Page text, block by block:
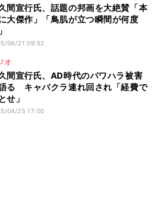
間宣行氏、話題の邦画を大絶賛「本
大傑作」「鳥肌が立つ瞬間が何度
06/21 09:52
オ
間宣行氏、AD時代のパワハラ被害
る キャバクラ連れ回され「経費で
せ」
04/25 17:00